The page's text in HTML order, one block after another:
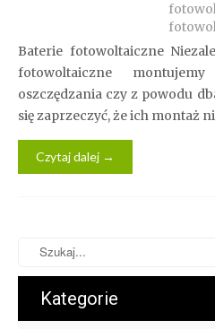
Baterie fotowoltaiczne
fotowoltaiczne
oszczędzania czy z powodu
się zaprzeczyć, że ich montaż
Czytaj dalej →
Kategorie